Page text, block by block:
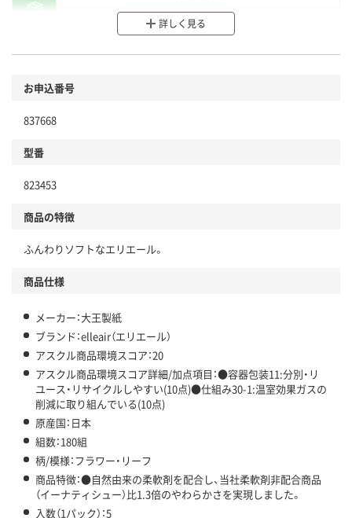
分別・リサイクルしやすい設計
本体
仕組
この商品の環境配慮ポイントです。下記商品詳細「
詳しく見る
お申込番号
837668
型番
823453
商品の特徴
ふんわりソフトなエリエール。
商品仕様
メーカー：大王製紙
ブランド：elleair（エリエール）
アスクル商品環境スコア：20
アスクル商品環境スコア詳細/加点項目：●容器包装11:分別・リ
ユース・リサイクルしやすい(10点)●仕組み30-1:温室効果ガスの
削減に取り組んでいる(10点)
原産国：日本
組数：180組
柄/模様：フラワー・リーフ
商品特徴：●自然由来の柔軟剤を配合し、当社柔軟剤非配合商品
（イーナティシュー）比1.3倍のやわらかさを実現しました。
入数（1パック）：5